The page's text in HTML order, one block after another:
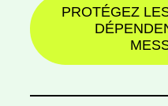
PROTÉGEZ